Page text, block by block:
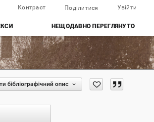
Контраст Поділитися Увійти
НЕЩОДАВНО ПЕРЕГЛЯНУТО
бібліографічний опис